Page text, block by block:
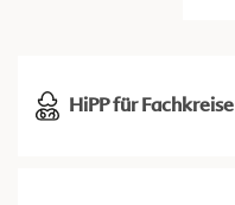
HiPP für Fachkreise